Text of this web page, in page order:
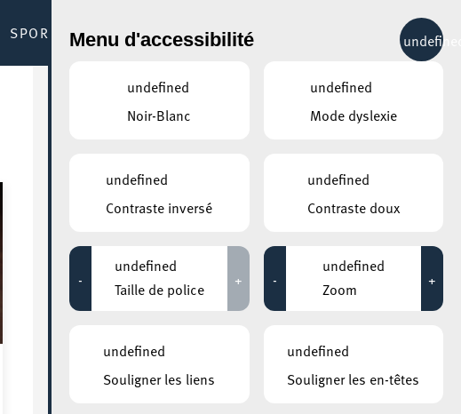
SPORT & RÉCRÉATION MOBILITÉ
ÉVÉNEMENTS CONTINUS
31 AOÛT 2020
Exposition : Sollbruchstelle de Max
Mertens
Jusqu'au 05 septembre
HÔTEL DE VILLE D’ESCH-SUR-ALZETTE
MBSR – Conference Mindfulness
Jusqu'au 05 octobre
30°C
Menu d'accessibilité
undefined
Noir-Blanc
undefined
Mode dyslexie
undefined
Contraste inversé
undefined
Contraste doux
-
undefined
Taille de police
+ -
undefined
Zoom
+
undefined
Souligner les liens
undefined
Souligner les en-têtes